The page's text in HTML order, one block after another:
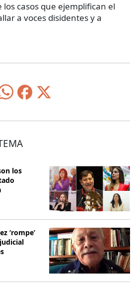
los casos que ejemplifican el
a voces disidentes y a
los
‘rompe’